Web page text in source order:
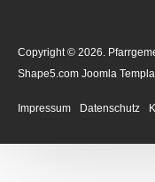
Copyright © 2026.
Shape5.com Joomla
Impressum Datenschutz